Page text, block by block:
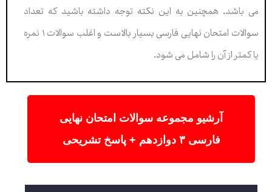
می باشد. همچنین به این نکته توجه داشته باشید که تعداد
سوالات امتحان نهایی فارسی بسیار بالاست و اغلب سوالات ۱ نمره
یا کمتر از آن را شامل می شود.
آرشیو مجموعه سوالات امتحان نهایی
فارسی ۳ دوازدهم + پاسخ تشریحی